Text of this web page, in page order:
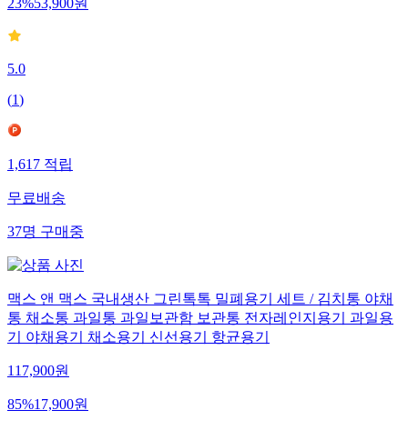
23%53,900원
5.0
(1)
1,617적립
무료배송
37명구매중
맥스 앤 맥스 국내생산 그린톡톡 밀폐용기 세트 / 김치통 야채
통 채소통 과일통 과일보관함 보관통 전자레인지용기 과일용
기 야채용기 채소용기 신선용기 항균용기
117,900원
85%17,900원